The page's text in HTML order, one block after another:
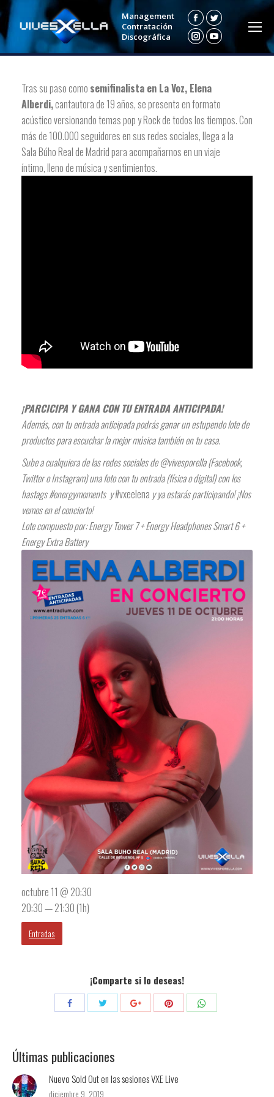
Management
Contratación
Discográfica
FacebookTwitter
Instagram
YouTube
Tras su paso como semifinalista en La Voz, Elena
Alberdi,cantautora de 19 años, se presenta en formato
acústico versionando temas pop y Rock de todos los tiempos. Con
más de 100.000 seguidores en sus redes sociales, llega a la
Sala Búho Real de Madrid para acompañarnos en un viaje
íntimo, lleno de música y sentimientos.
¡PARCICIPA Y GANA CON TU ENTRADA ANTICIPADA!
Además, con tu entrada anticipada podrás ganar un estupendo lote de
productos para escuchar la mejor música también en tu casa.
Sube a cualquiera de las redes sociales de @vivesporella (Facebook,
Twitter o Instagram) una foto con tu entrada (física o digital) con los
hastags #energymoments y#vxeelena y ya estarás participando! ¡Nos
vemos en el concierto!
Lote compuesto por: Energy Tower 7 + Energy Headphones Smart 6 +
Energy Extra Battery
octubre 11 @ 20:30
20:30 — 21:30(1h)
Entradas
¡Comparte si lo deseas!
Compartir CompartirCompartirCompartir
Últimas publicaciones
Nuevo Sold Out en las sesiones VXE Live
diciembre 9, 2019